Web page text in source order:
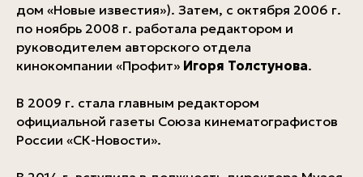
дом «Новые известия»). Затем, с октября 2006 г.
по ноябрь 2008 г. работала редактором и
руководителем авторского отдела
кинокомпании «Профит» Игоря Толстунова.
В 2009 г. стала главным редактором
официальной газеты Союза кинематографистов
России «СК-Новости».